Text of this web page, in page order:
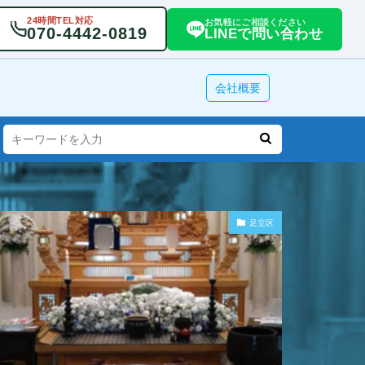
24時間TEL対応
070-4442-0819
お気軽にご相談ください
LINEで問い合わせ
会社概要
足立区